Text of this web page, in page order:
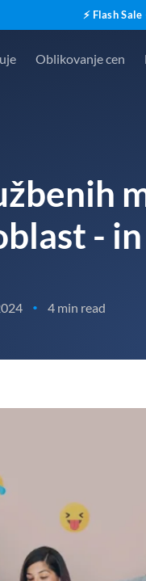
⚡ Flash
Oblikovanje cen
-
• 4 min read